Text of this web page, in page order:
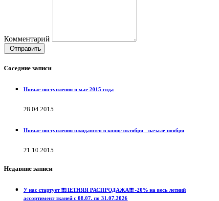
Комментарий
Отправить
Соседние записи
Новые поступления в мае 2015 года
28.04.2015
Новые поступления ожидаются в конце октября - начале ноября
21.10.2015
Недавние записи
У нас стартует ❗️❗️❗️ЛЕТНЯЯ РАСПРОДАЖА❗️❗️❗️ -20% на весь летний
ассортимент тканей с 08.07. по 31.07.2026